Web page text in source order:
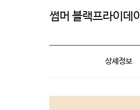
썸머 블랙프라이데이
상세정보